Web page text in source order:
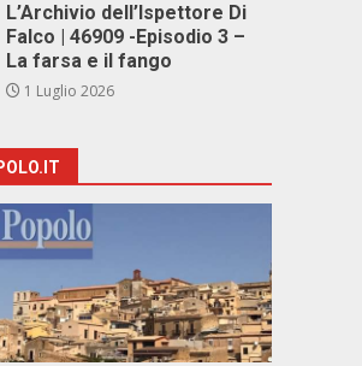
L’Archivio dell’Ispettore Di
Falco | 46909 -Episodio 3 –
La farsa e il fango
1 Luglio 2026